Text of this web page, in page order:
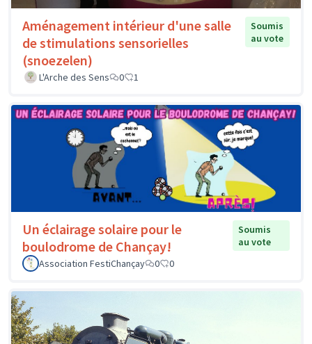
Aménagement intérieur d'une salle
de stimulations sensorielles
(snoezelen)
Soumis
au vote
L'Arche des Sens 0 1
Un éclairage solaire pour le
boulodrome de Chançay!
Soumis
au vote
Association FestiChançay
0 0